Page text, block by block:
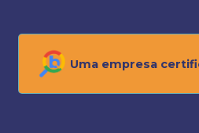
Uma empresa